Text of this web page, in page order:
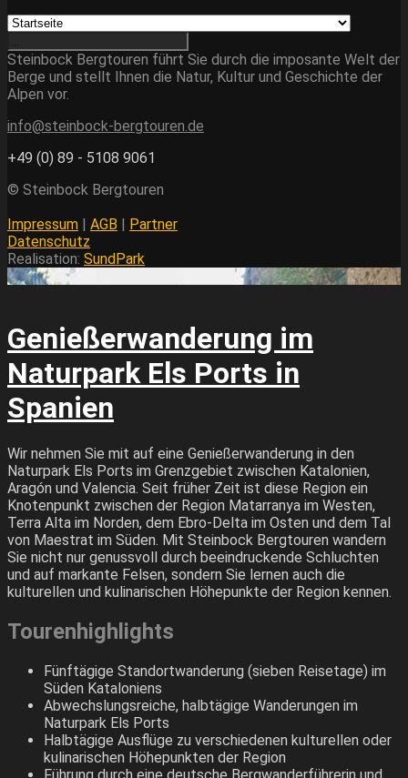
Steinbock Bergtouren führt Sie durch die imposante Welt der
Berge und stellt Ihnen die Natur, Kultur und Geschichte der
Alpen vor.
info@steinbock-bergtouren.de
+49 (0) 89 - 5108 9061
© Steinbock Bergtouren
Impressum | AGB | Partner
Datenschutz
Realisation: SundPark
Genießerwanderung im
Naturpark Els Ports in
Spanien
Wir nehmen Sie mit auf eine Genießerwanderung in den
Naturpark Els Ports im Grenzgebiet zwischen Katalonien,
Aragón und Valencia. Seit früher Zeit ist diese Region ein
Knotenpunkt zwischen der Region Matarranya im Westen,
Terra Alta im Norden, dem Ebro-Delta im Osten und dem Tal
von Maestrat im Süden. Mit Steinbock Bergtouren wandern
Sie nicht nur genussvoll durch beeindruckende Schluchten
und auf markante Felsen, sondern Sie lernen auch die
kulturellen und kulinarischen Höhepunkte der Region kennen.
Tourenhighlights
Fünftägige Standortwanderung (sieben Reisetage) im
Süden Kataloniens
Abwechslungsreiche, halbtägige Wanderungen im
Naturpark Els Ports
Halbtägige Ausflüge zu verschiedenen kulturellen oder
kulinarischen Höhepunkten der Region
Führung durch eine deutsche Bergwanderführerin und